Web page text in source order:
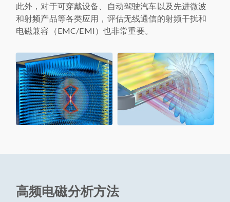
此外，对于可穿戴设备、自动驾驶汽车以及先进微波
和射频产品等各类应用，评估无线通信的射频干扰和
电磁兼容（EMC/EMI）也非常重要。
高频电磁分析方法